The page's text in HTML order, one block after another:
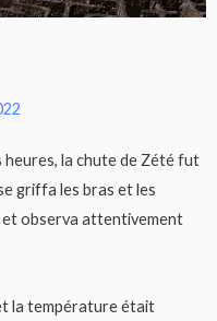
heures, la chute de Zété fut
griffa les bras et les
et observa attentivement
la température était